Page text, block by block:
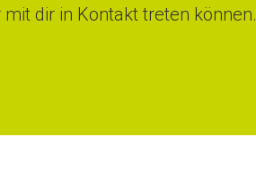
dir in Kontakt treten können.